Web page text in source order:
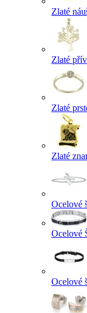
Zlaté
Zlaté
Zlaté
Zlaté
Ocelové
Ocelové
Ocelové